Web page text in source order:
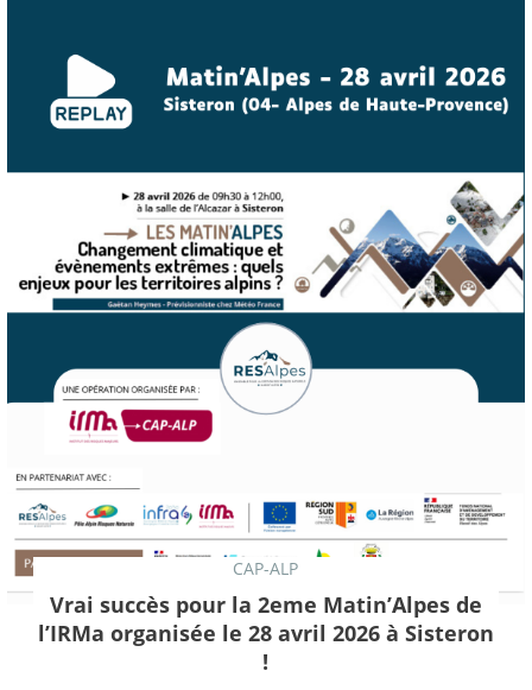
CAP-ALP
Vrai succès pour la 2eme Matin’Alpes de
l’IRMa organisée le 28 avril 2026 à Sisteron
!